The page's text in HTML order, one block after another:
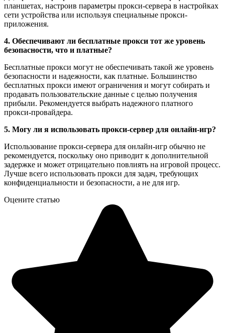
планшетах, настроив параметры прокси-сервера в настройках
сети устройства или используя специальные прокси-
приложения.
4. Обеспечивают ли бесплатные прокси тот же уровень
безопасности, что и платные?
Бесплатные прокси могут не обеспечивать такой же уровень
безопасности и надежности, как платные. Большинство
бесплатных прокси имеют ограничения и могут собирать и
продавать пользовательские данные с целью получения
прибыли. Рекомендуется выбрать надежного платного
прокси-провайдера.
5. Могу ли я использовать прокси-сервер для онлайн-игр?
Использование прокси-сервера для онлайн-игр обычно не
рекомендуется, поскольку оно приводит к дополнительной
задержке и может отрицательно повлиять на игровой процесс.
Лучше всего использовать прокси для задач, требующих
конфиденциальности и безопасности, а не для игр.
Оцените статью